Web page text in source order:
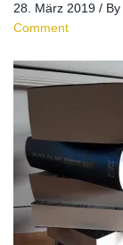
28. März 2019 / By
Comment